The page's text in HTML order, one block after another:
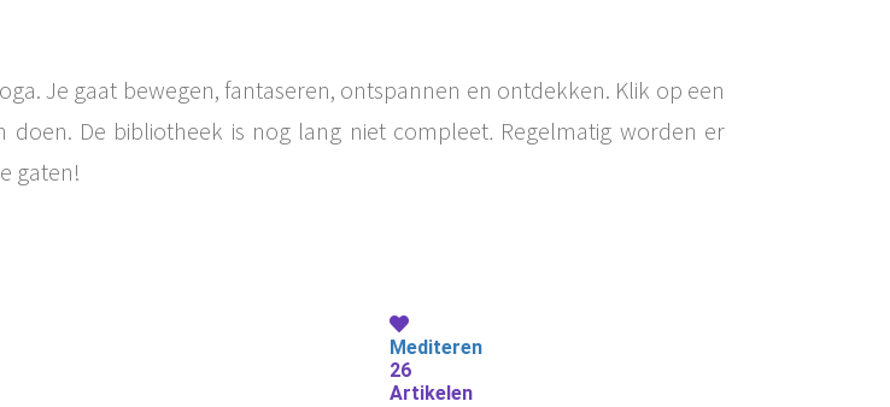
Je gaat bewegen, fantaseren, ontspannen en ontdekken. Klik op een
doen. De bibliotheek is nog lang niet compleet. Regelmatig worden er
gaten!
Mediteren
26
Artikelen